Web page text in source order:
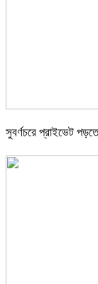
সুবর্ণচরে প্রাইভেট